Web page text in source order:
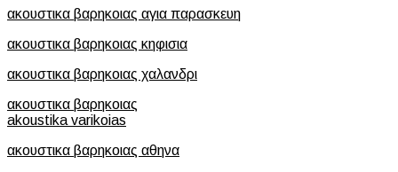
ακουστικα βαρηκοιας αγια παρασκευη
ακουστικα βαρηκοιας κηφισια
ακουστικα βαρηκοιας χαλανδρι
ακουστικα βαρηκοιας
akoustika varikoias
ακουστικα βαρηκοιας αθηνα